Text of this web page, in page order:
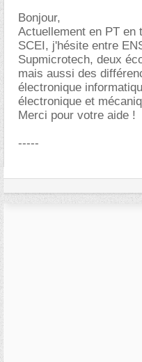
Bonjour,
Actuellement en PT
SCEI, j'hésite entre
Supmicrotech, deux
mais aussi des
électronique
électronique et
Merci pour votre aide !
-----